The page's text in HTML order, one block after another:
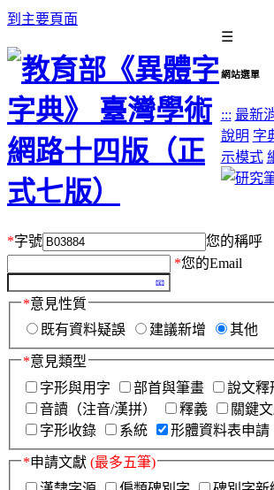
到主要頁面
☰
網站選單
::: 最新
說明 字
示模式
*字號
您的稱呼
*您的Email
*意見性質
既有資料疑誤
建議新增 其他
*意見類型
字形與用字
部首與筆畫 說文釋
音讀（注音/漢拼）
釋義 關鍵
字形收錄
系統 形體資料表申請
*申請文獻 (最多五筆)